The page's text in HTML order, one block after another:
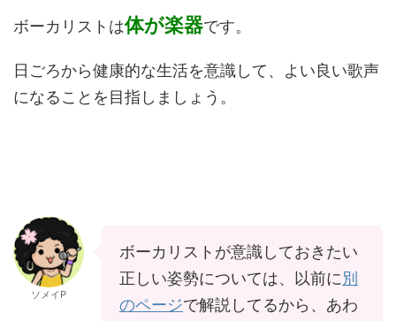
ボーカリストは体が楽器です。
日ごろから健康的な生活を意識して、よい良い歌声
になることを目指しましょう。
ソメイP
ボーカリストが意識しておきたい
正しい姿勢については、以前に別
のページで解説してるから、あわ